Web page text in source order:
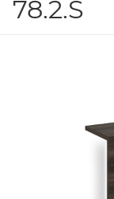
78.2.S